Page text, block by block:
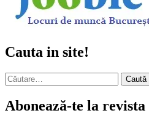
Cauta in site!
Caută
după:
Abonează-te la